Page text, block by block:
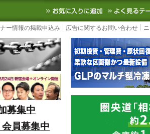
トなど国内外の最新の物流ニュースを
お気に入り
ー情報の掲載申込み 広告に関するお問い合わせ
募集中
員募集中